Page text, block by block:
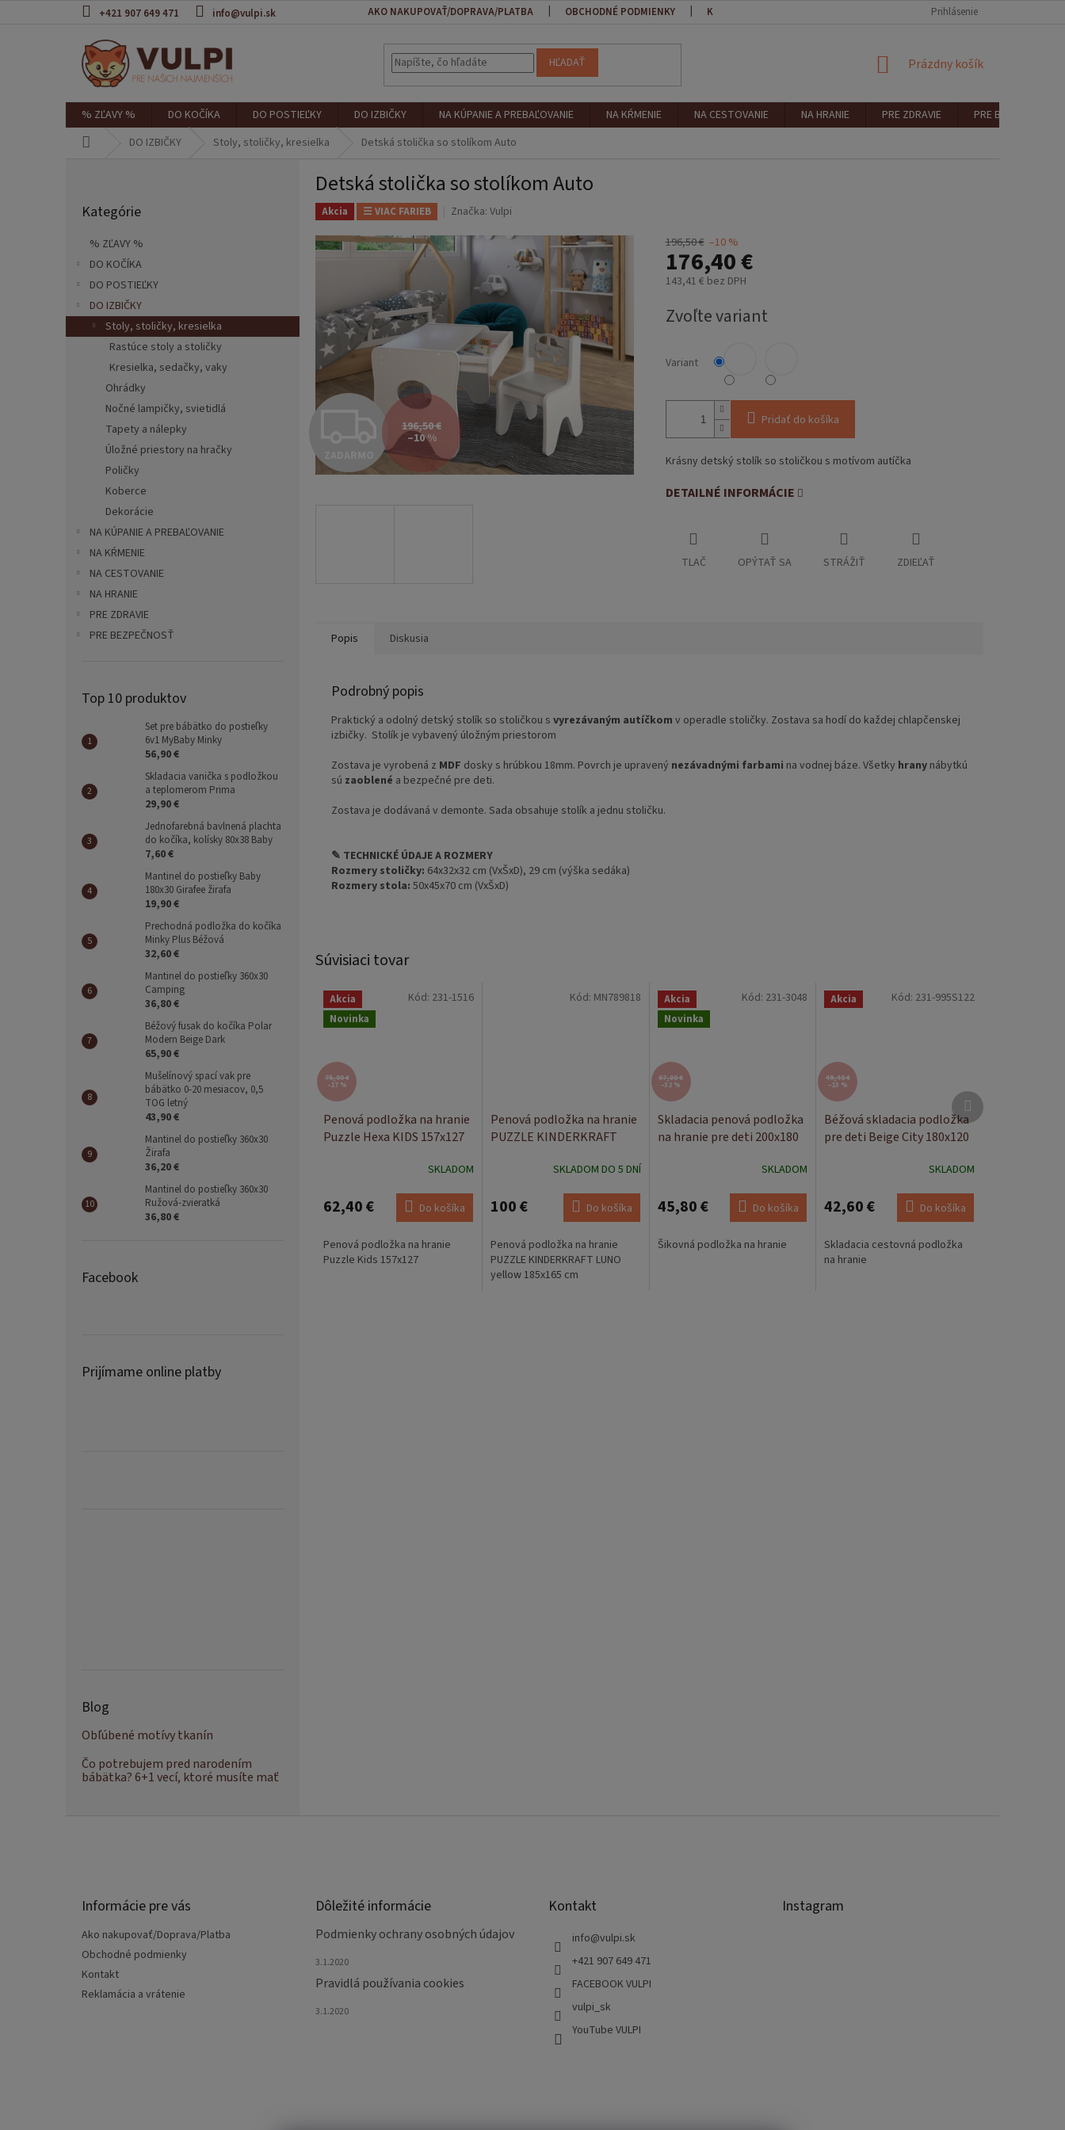
+421 907 649 471 info@vulpi.sk AKO NAKUPOVAŤ/DOPRAVA/PLATBA OBCHODNÉ PODMIENKY KONTAKT Prihlásenie
HĽADAŤ
NÁKUPNÝ
Prázdny košík
% ZĽAVY % DO KOČÍKA DO POSTIEĽKY DO IZBIČKY NA KÚPANIE A PREBAĽOVANIE NA KŔMENIE NA CESTOVANIE NA HRANIE PRE ZDRAVIE
PRE BEZPEČNOSŤ
DO IZBIČKY Stoly, stoličky, kresielka Detská stolička so stolíkom Auto
kategórie
Kategórie
% ZĽAVY %
DO KOČÍKA
DO POSTIEĽKY
DO IZBIČKY
Stoly, stoličky, kresielka
Rastúce stoly a stoličky
Kresielka, sedačky, vaky
Ohrádky
Nočné lampičky, svietidlá
Tapety a nálepky
Úložné priestory na hračky
Poličky
Koberce
Dekorácie
NA KÚPANIE A PREBAĽOVANIE
NA KŔMENIE
NA CESTOVANIE
NA HRANIE
PRE ZDRAVIE
PRE BEZPEČNOSŤ
Top 10 produktov
Set pre bábätko do postieľky
6v1 MyBaby Minky
56,90 €
Skladacia vanička s podložkou
a teplomerom Prima
29,90 €
Jednofarebná bavlnená plachta
do kočíka, kolísky 80x38 Baby
7,60 €
Mantinel do postieľky Baby
180x30 Girafee žirafa
19,90 €
Prechodná podložka do kočíka
Minky Plus Béžová
32,60 €
Mantinel do postieľky 360x30
Camping
36,80 €
Béžový fusak do kočíka Polar
Modern Beige Dark
65,90 €
Mušelínový spací vak pre
bábätko 0-20 mesiacov, 0,5
TOG letný
43,90 €
Mantinel do postieľky 360x30
Žirafa
36,20 €
Mantinel do postieľky 360x30
Ružová-zvieratká
36,80 €
Facebook
Prijímame online platby
Blog
Obľúbené motívy tkanín
Čo potrebujem pred narodením
bábätka? 6+1 vecí, ktoré musíte mať
Detská stolička so stolíkom Auto
Akcia ☰ VIAC FARIEB Značka: Vulpi
Z
A
R
M
O
196,50 €
–10 %
196,50 € –10 %
176,40 €
143,41 € bez DPH
cena:
Zvoľte variant
Variant
Pridať do košíka
Krásny detský stolík so stoličkou s motívom autíčka
DETAILNÉ INFORMÁCIE
TLAČ OPÝTAŤ SA STRÁŽIŤ ZDIEĽAŤ
Súvisiaci tovar
Akcia
Novinka
75,80 €
–17 %
Penová podložka na hranie
Puzzle Hexa KIDS 157x127
SKLADOM
62,40 € Do košíka
Penová podložka na hranie
Puzzle Kids 157x127
Kód: 231-1516
Penová podložka na hranie
PUZZLE KINDERKRAFT
SKLADOM DO 5 DNÍ
100 € Do košíka
Penová podložka na hranie
PUZZLE KINDERKRAFT LUNO
yellow 185x165 cm
Kód: MN789818
Akcia
Novinka
67,80 €
–32 %
Skladacia penová podložka
na hranie pre deti 200x180
SKLADOM
45,80 € Do košíka
Šikovná podložka na hranie
Kód: 231-3048 Akcia
49,40 €
–13 %
Béžová skladacia podložka
pre deti Beige City 180x120
SKLADOM
42,60 € Do košíka
Skladacia cestovná podložka
na hranie
Kód: 231-995S122
Ďalší
produkt
Popis Diskusia
Podrobný popis
Praktický a odolný detský stolík so stoličkou s vyrezávaným autíčkom v operadle stoličky. Zostava sa hodí do každej chlapčenskej
izbičky. Stolík je vybavený úložným priestorom
Zostava je vyrobená z MDF dosky s hrúbkou 18mm. Povrch je upravený nezávadnými farbami na vodnej báze. Všetky hrany nábytkú
sú zaoblené a bezpečné pre deti.
Zostava je dodávaná v demonte. Sada obsahuje stolík a jednu stoličku.
✎ TECHNICKÉ ÚDAJE A ROZMERY
Rozmery stoličky: 64x32x32 cm (VxŠxD), 29 cm (výška sedáka)
Rozmery stola: 50x45x70 cm (VxŠxD)
Informácie pre vás
Ako nakupovať/Doprava/Platba
Obchodné podmienky
Kontakt
Reklamácia a vrátenie
Dôležité informácie
Podmienky ochrany osobných údajov
3.1.2020
Pravidlá používania cookies
3.1.2020
Kontakt
info@vulpi.sk
+421 907 649 471
FACEBOOK VULPI
vulpi_sk
YouTube VULPI
Instagram